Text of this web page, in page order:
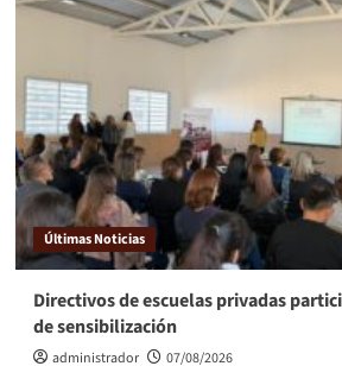
Últimas Noticias
Directivos de escuelas privadas
de sensibilización
administrador 07/08/2026